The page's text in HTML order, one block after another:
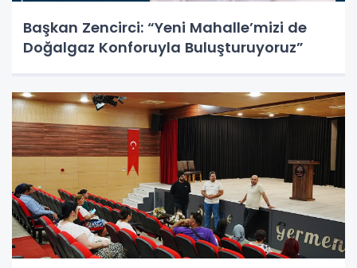
Başkan Zencirci: “Yeni Mahalle’mizi de
Doğalgaz Konforuyla Buluşturuyoruz”